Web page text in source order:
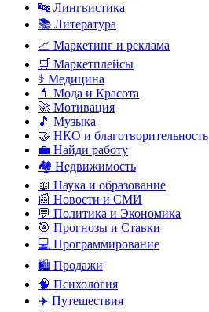
🔤 Лингвистика
📚 Литература
📈 Маркетинг и реклама
🛒 Маркетплейсы
⚕️ Медицина
💄 Мода и Красота
🚀 Мотивация
🎵 Музыка
🤝 НКО и благотворительность
💼 Найди работу
🏘️ Недвижимость
📖 Наука и образование
📰 Новости и СМИ
💬 Политика и Экономика
🎯 Прогнозы и Ставки
💻 Программирование
🛍️ Продажи
🧠 Психология
✈️ Путешествия